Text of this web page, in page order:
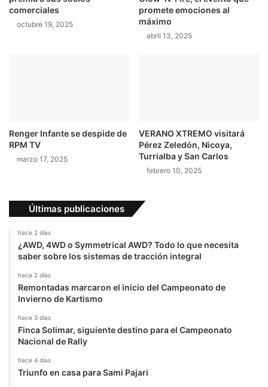
comerciales
octubre 19, 2025
promete emociones al
máximo
abril 13, 2025
Renger Infante se despide de
RPM TV
marzo 17, 2025
VERANO XTREMO visitará
Pérez Zeledón, Nicoya,
Turrialba y San Carlos
febrero 10, 2025
Últimas publicaciones
hace 2 días
¿AWD, 4WD o Symmetrical AWD? Todo lo que necesita
saber sobre los sistemas de tracción integral
hace 2 días
Remontadas marcaron el inicio del Campeonato de
Invierno de Kartismo
hace 3 días
Finca Solimar, siguiente destino para el Campeonato
Nacional de Rally
hace 4 días
Triunfo en casa para Sami Pajari